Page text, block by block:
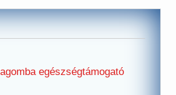
egészségtámogató